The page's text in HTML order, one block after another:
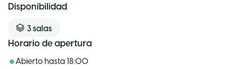
Disponibilidad
3salas
Horario de apertura
Abierto hasta 18:00